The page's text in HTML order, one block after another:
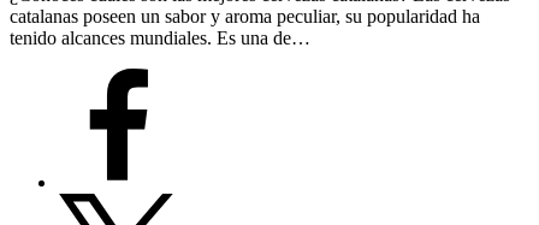
catalanas poseen un sabor y aroma peculiar, su popularidad ha
tenido alcances mundiales. Es una de…